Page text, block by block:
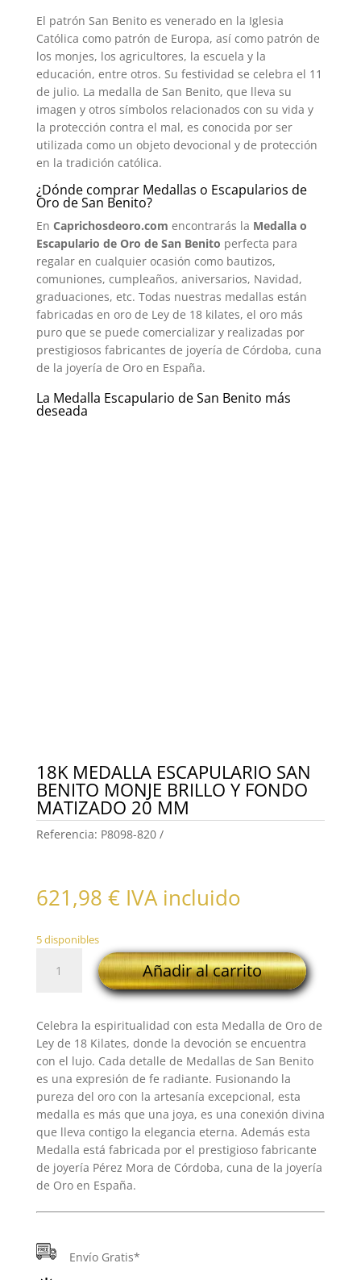
El patrón San Benito es venerado en la Iglesia
Católica como patrón de Europa, así como patrón de
los monjes, los agricultores, la escuela y la
educación, entre otros. Su festividad se celebra el 11
de julio. La medalla de San Benito, que lleva su
imagen y otros símbolos relacionados con su vida y
la protección contra el mal, es conocida por ser
utilizada como un objeto devocional y de protección
en la tradición católica.
¿Dónde comprar Medallas o Escapularios de
Oro de San Benito?
En Caprichosdeoro.com encontrarás la Medalla o
Escapulario de Oro de San Benito perfecta para
regalar en cualquier ocasión como bautizos,
comuniones, cumpleaños, aniversarios, Navidad,
graduaciones, etc. Todas nuestras medallas están
fabricadas en oro de Ley de 18 kilates, el oro más
puro que se puede comercializar y realizadas por
prestigiosos fabricantes de joyería de Córdoba, cuna
de la joyería de Oro en España.
La Medalla Escapulario de San Benito más
deseada
18K MEDALLA ESCAPULARIO SAN
BENITO MONJE BRILLO Y FONDO
MATIZADO 20 MM
Referencia: P8098-820
621,98 € IVA incluido
5 disponibles
MEDALLA
ESCAPULARIO
BENITO
MONJE
BRILLO
Y
FONDO
MATIZADO
20
MM
cantidad
Añadir al carrito
Celebra la espiritualidad con esta Medalla de Oro de
Ley de 18 Kilates, donde la devoción se encuentra
con el lujo. Cada detalle de Medallas de San Benito
es una expresión de fe radiante. Fusionando la
pureza del oro con la artesanía excepcional, esta
medalla es más que una joya, es una conexión divina
que lleva contigo la elegancia eterna. Además esta
Medalla está fabricada por el prestigioso fabricante
de joyería Pérez Mora de Córdoba, cuna de la joyería
de Oro en España.
Envío Gratis*